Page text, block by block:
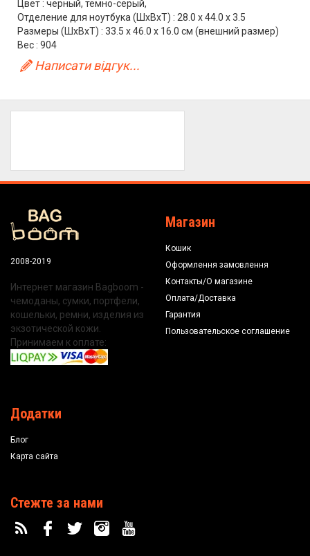
Цвет : черный, темно-серый,
Отделение для ноутбука (ШхВхТ) : 28.0 x 44.0 x 3.5
Размеры (ШхВхТ) : 33.5 x 46.0 x 16.0 см (внешний размер)
Вес : 904
Написати відгук...
2008-2019
Интернет магазин Bagboom -
чемоданы, сумки, портфели,
кошельки, ремни, изделия из
экзотической кожи.
Принимаем к оплате:
Магазин
Кошик
Оформлення замовлення
Контакты/О магазине
Оплата/Доставка
Гарантия
Пользовательское соглашение
Додатки
Блог
Карта сайта
Стежте за нами